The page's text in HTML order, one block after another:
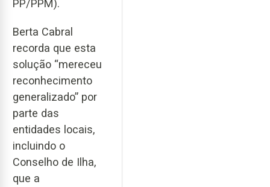
PP/PPM).
Berta Cabral
recorda que esta
solução “mereceu
reconhecimento
generalizado” por
parte das
entidades locais,
incluindo o
Conselho de Ilha,
que a